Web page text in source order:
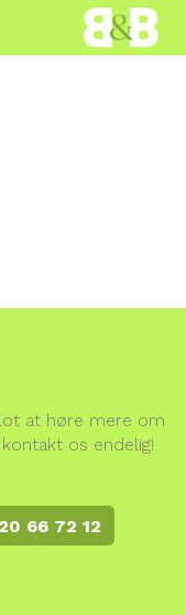
at høre mere om
os endelig!
66 72 12